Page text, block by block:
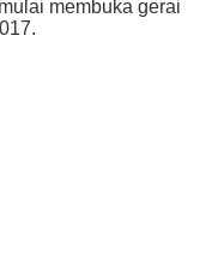
membuka gerai